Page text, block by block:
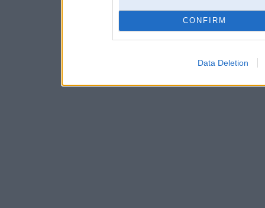
CONFIRM
Data Deletion